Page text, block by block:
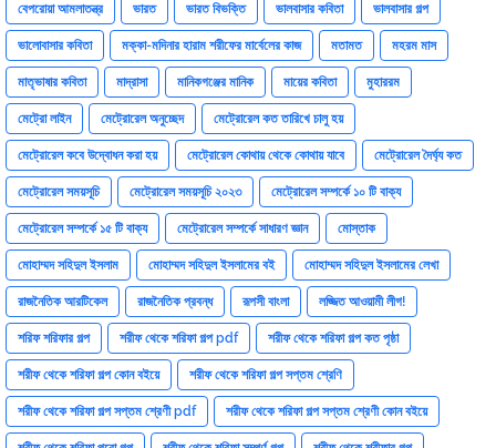
বেপরোয়া আমলাতন্ত্র ভারত ভারত বিভক্তি ভালবাসার কবিতা ভালবাসার গল্প
ভালোবাসার কবিতা মক্কা-মদিনার হারাম শরীফের মার্বেলের কাজ মতামত মহরম মাস
মাতৃভাষার কবিতা মাদ্রাসা মানিকগঞ্জের মানিক মায়ের কবিতা মুহাররম
মেট্রো লাইন মেট্রোরেল অনুচ্ছেদ মেট্রোরেল কত তারিখে চালু হয়
মেট্রোরেল কবে উদ্বোধন করা হয় মেট্রোরেল কোথায় থেকে কোথায় যাবে মেট্রোরেল দৈর্ঘ্য কত
মেট্রোরেল সময়সূচি মেট্রোরেল সময়সূচি ২০২৩ মেট্রোরেল সম্পর্কে ১০ টি বাক্য
মেট্রোরেল সম্পর্কে ১৫ টি বাক্য মেট্রোরেল সম্পর্কে সাধারণ জ্ঞান মোস্তাক
মোহাম্মদ সহিদুল ইসলাম মোহাম্মদ সহিদুল ইসলামের বই মোহাম্মদ সহিদুল ইসলামের লেখা
রাজনৈতিক আরটিকেল রাজনৈতিক প্রবন্ধ রূপসী বাংলা লজ্জিত আওয়ামী লীগ!
শরিফ শরিফার গল্প শরীফ থেকে শরিফা গল্প pdf শরীফ থেকে শরিফা গল্প কত পৃষ্ঠা
শরীফ থেকে শরিফা গল্প কোন বইয়ে শরীফ থেকে শরিফা গল্প সপ্তম শ্রেণি
শরীফ থেকে শরিফা গল্প সপ্তম শ্রেণী pdf শরীফ থেকে শরিফা গল্প সপ্তম শ্রেণী কোন বইয়ে